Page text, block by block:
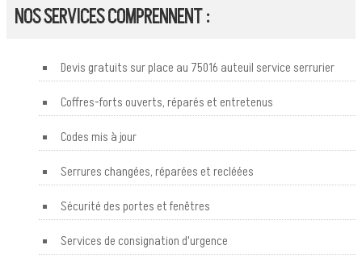
NOS SERVICES COMPRENNENT :
Devis gratuits sur place au 75016 auteuil service serrurier
Coffres-forts ouverts, réparés et entretenus
Codes mis à jour
Serrures changées, réparées et recléées
Sécurité des portes et fenêtres
Services de consignation d'urgence